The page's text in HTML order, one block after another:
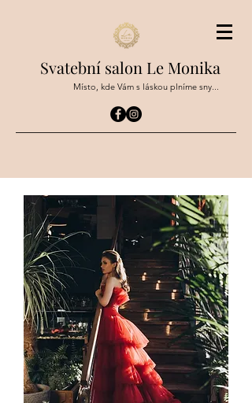
Svatební salon Le Monika
Místo, kde Vám s láskou plníme sny...